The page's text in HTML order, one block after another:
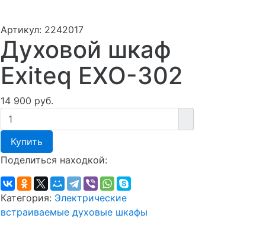
Артикул: 2242017
Духовой шкаф
Exiteq EXO-302
14 900 руб.
Купить
Поделиться находкой:
Категория: Электрические
встраиваемые духовые шкафы